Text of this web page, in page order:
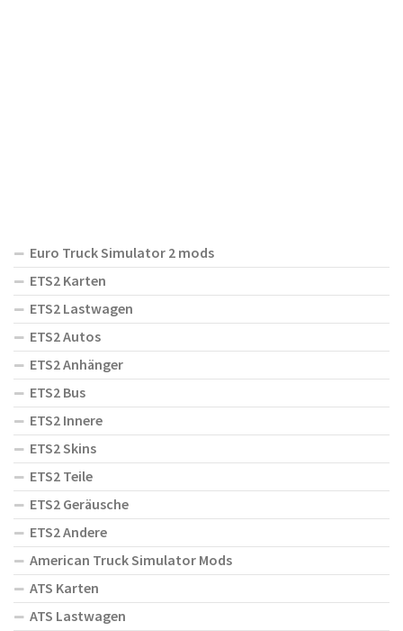
Euro Truck Simulator 2 mods
ETS2 Karten
ETS2 Lastwagen
ETS2 Autos
ETS2 Anhänger
ETS2 Bus
ETS2 Innere
ETS2 Skins
ETS2 Teile
ETS2 Geräusche
ETS2 Andere
American Truck Simulator Mods
ATS Karten
ATS Lastwagen